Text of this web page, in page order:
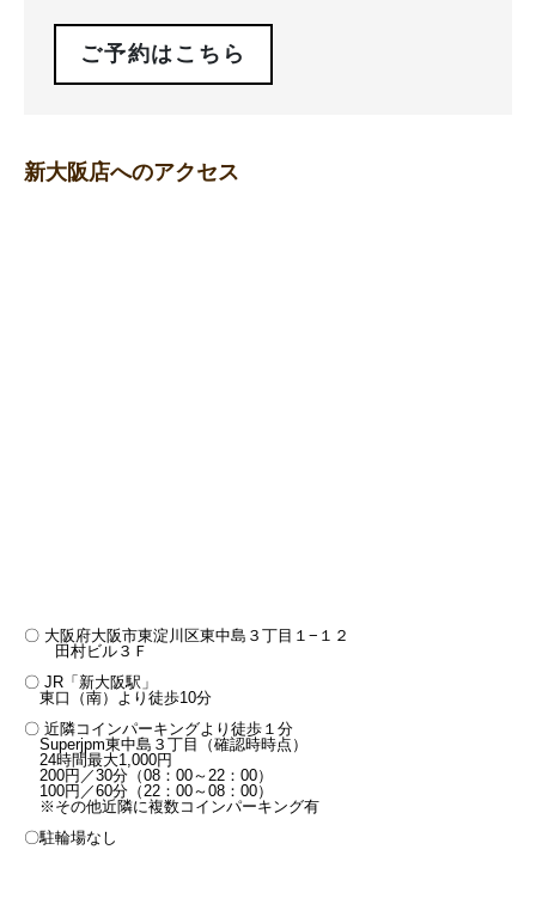
ご予約はこちら
新大阪店へのアクセス
〇 大阪府大阪市東淀川区東中島３丁目１−１２
田村ビル３Ｆ
〇 JR「新大阪駅」
東口（南）より徒歩10分
〇 近隣コインパーキングより徒歩１分
Superjpm東中島３丁目（確認時時点）
24時間最大1,000円
200円／30分（08：00～22：00）
100円／60分（22：00～08：00）
※その他近隣に複数コインパーキング有
〇駐輪場なし